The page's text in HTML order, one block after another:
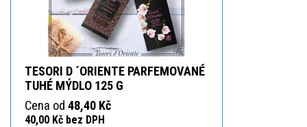
TESORI D ´ORIENTE PARFEMOVANÉ
TUHÉ MÝDLO 125 G
Cena od 48,40 Kč
40,00 Kč bez DPH